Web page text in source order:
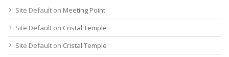
Site Default on Meeting Point
Site Default on Cristal Temple
Site Default on Cristal Temple